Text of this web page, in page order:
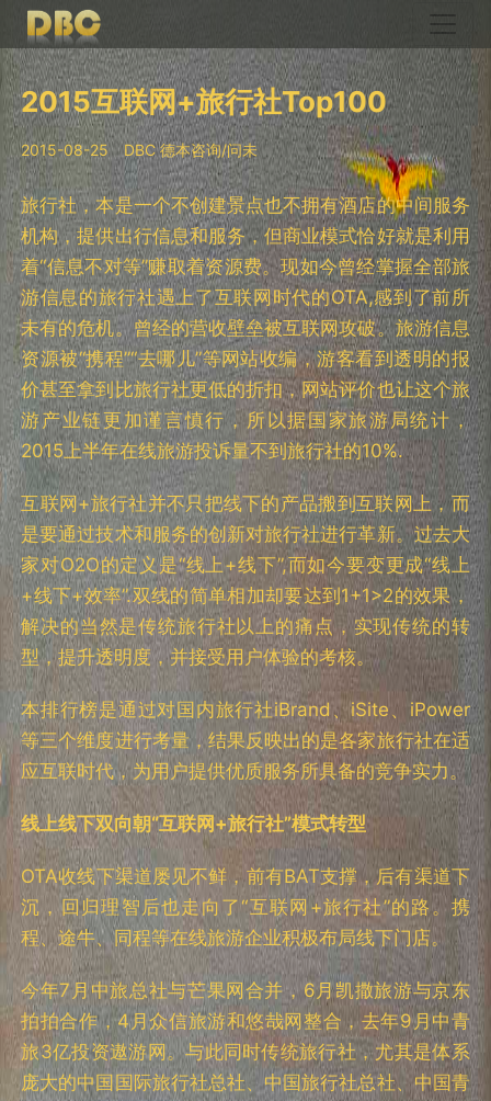
2015互联网+旅行社Top100
2015-08-25 DBC 德本咨询/问未
旅行社，本是一个不创建景点也不拥有酒店的中间服务
机构，提供出行信息和服务，但商业模式恰好就是利用
着“信息不对等”赚取着资源费。现如今曾经掌握全部旅
游信息的旅行社遇上了互联网时代的OTA,感到了前所
未有的危机。曾经的营收壁垒被互联网攻破。旅游信息
资源被“携程”“去哪儿”等网站收编，游客看到透明的报
价甚至拿到比旅行社更低的折扣，网站评价也让这个旅
游产业链更加谨言慎行，所以据国家旅游局统计，
2015上半年在线旅游投诉量不到旅行社的10%.
互联网+旅行社并不只把线下的产品搬到互联网上，而
是要通过技术和服务的创新对旅行社进行革新。过去大
家对O2O的定义是“线上+线下”,而如今要变更成“线上
+线下+效率”.双线的简单相加却要达到1+1>2的效果，
解决的当然是传统旅行社以上的痛点，实现传统的转
型，提升透明度，并接受用户体验的考核。
本排行榜是通过对国内旅行社iBrand、iSite、iPower
等三个维度进行考量，结果反映出的是各家旅行社在适
应互联时代，为用户提供优质服务所具备的竞争实力。
线上线下双向朝“互联网+旅行社”模式转型
OTA收线下渠道屡见不鲜，前有BAT支撑，后有渠道下
沉，回归理智后也走向了“互联网+旅行社”的路。携
程、途牛、同程等在线旅游企业积极布局线下门店。
今年7月中旅总社与芒果网合并，6月凯撒旅游与京东
拍拍合作，4月众信旅游和悠哉网整合，去年9月中青
旅3亿投资遨游网。与此同时传统旅行社，尤其是体系
庞大的中国国际旅行社总社、中国旅行社总社、中国青